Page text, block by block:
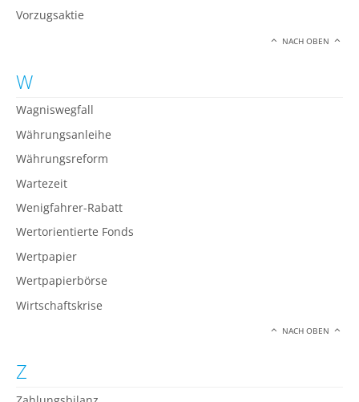
Vorzugsaktie
NACH OBEN
W
Wagniswegfall
Währungsanleihe
Währungsreform
Wartezeit
Wenigfahrer-Rabatt
Wertorientierte Fonds
Wertpapier
Wertpapierbörse
Wirtschaftskrise
NACH OBEN
Z